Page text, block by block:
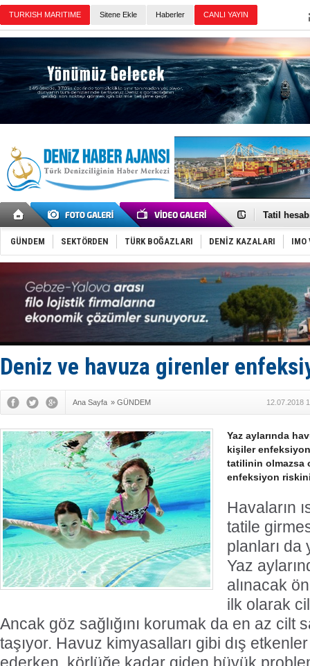
Sitene Ekle Haberler
Rus
Tatil
Rusya,
Enejota
Denizcilik
‘14.
Taksi
TÜRKLİM
SOCAR
Dünyanın
GÜNDEM SEKTÖRDEN TÜRK BOĞAZLARI DENİZ KAZALARI IMO
Deniz ve havuza girenler
Ana Sayfa » GÜNDEM 12.07.2018
Yaz aylarında
kişiler
tatilinin olmazsa
enfeksiyon riskini
Havaların
tatile
planları da
Yaz
alınacak
ilk olarak
Ancak göz sağlığını korumak da en az cilt
taşıyor. Havuz kimyasalları gibi dış etkenler